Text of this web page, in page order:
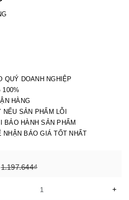
QUÝ DOANH NGHIỆP
100%
HÀNG
NẾU SẢN PHẨM LỖI
BẢO HÀNH SẢN PHẨM
NHẬN BÁO GIÁ TỐT NHẤT
1.197.644₫
+